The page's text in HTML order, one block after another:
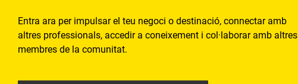
Entra ara per impulsar el teu negoci o destinació, connectar amb
altres professionals, accedir a coneixement i col·laborar amb altres
membres de la comunitat.